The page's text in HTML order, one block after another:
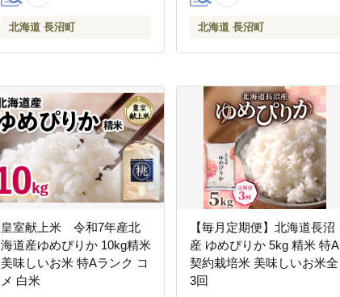
北海道 長沼町 北海道 長沼町
皇室献上米 令和7年産北
海道産ゆめぴりか 10kg精米
美味しいお米 特Aランク コ
メ 白米
【毎月定期便】北海道長沼
産 ゆめぴりか 5kg 精米 特A
契約栽培米 美味しいお米全
3回